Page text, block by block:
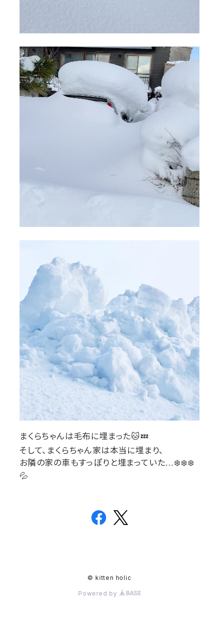
まくらちゃんは毛布に埋まった🐱💤
そして、まくらちゃん家は本当に埋まり、
お隣の家の車もすっぽりと埋まっていた… ❄️❄️❄️
💦
© kitten holic
Powered by